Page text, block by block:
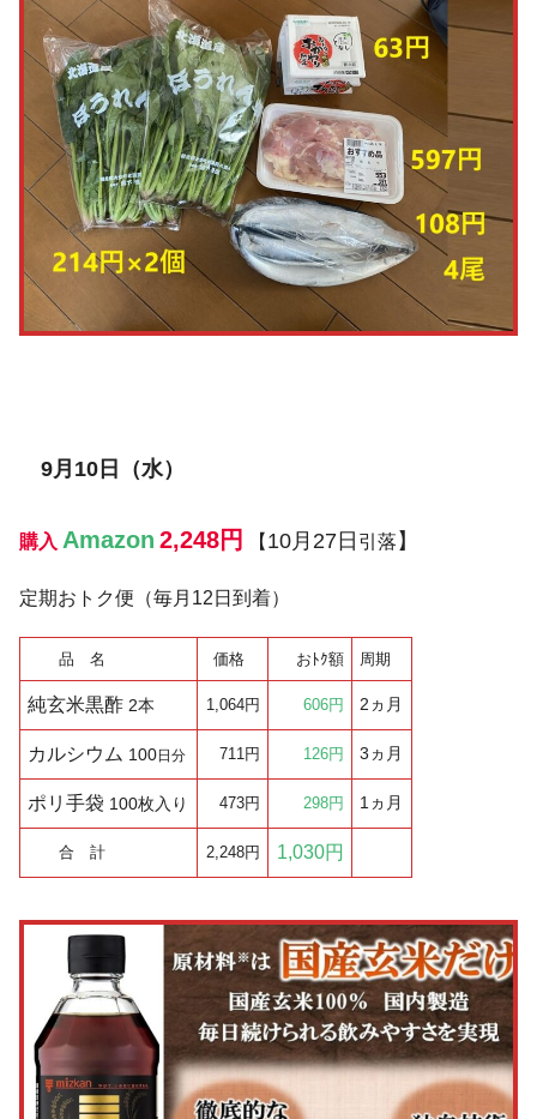
9月10日（水）
購入 Amazon 2,248円 【 10月27日 引落 】
定期おトク便（毎月12日到着）
品 名 価格 おﾄｸ額 周期
純玄米黒酢 2本 1,064円 606円 2ヵ月
カルシウム 100日分 711円 126円 3ヵ月
ポリ手袋 100枚入り 473円 298円 1ヵ月
合 計 2,248円 1,030円